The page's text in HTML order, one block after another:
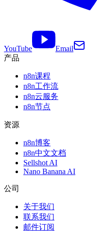
YouTube
Email
产品
n8n课程
n8n工作流
n8n云服务
n8n节点
资源
n8n博客
n8n中文文档
Sellshot AI
Nano Banana AI
公司
关于我们
联系我们
邮件订阅